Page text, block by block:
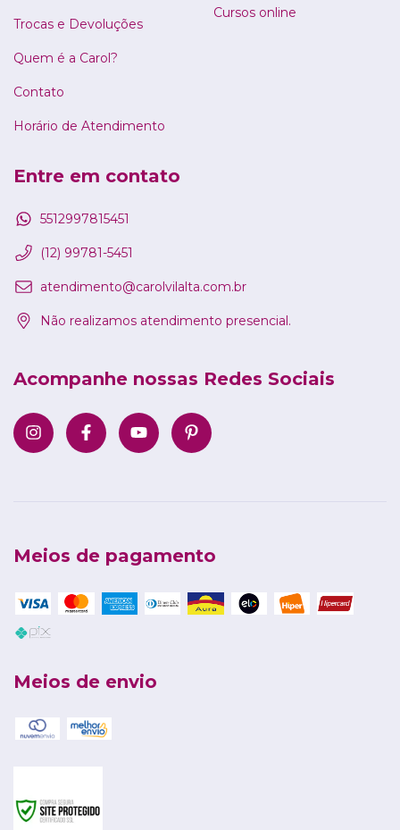
Trocas e Devoluções
Quem é a Carol?
Contato
Horário de Atendimento
Cursos online
Entre em contato
5512997815451
(12) 99781-5451
atendimento@carolvilalta.com.br
Não realizamos atendimento presencial.
Acompanhe nossas Redes Sociais
Meios de pagamento
Meios de envio